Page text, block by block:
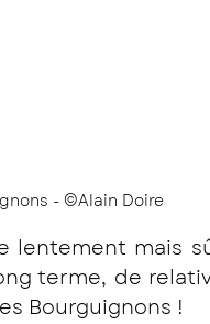
- ©Alain Doire
lentement mais
terme, de
Bourguignons !